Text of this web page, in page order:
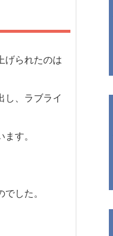
げられたのは
し、ラブライ
す。
した。